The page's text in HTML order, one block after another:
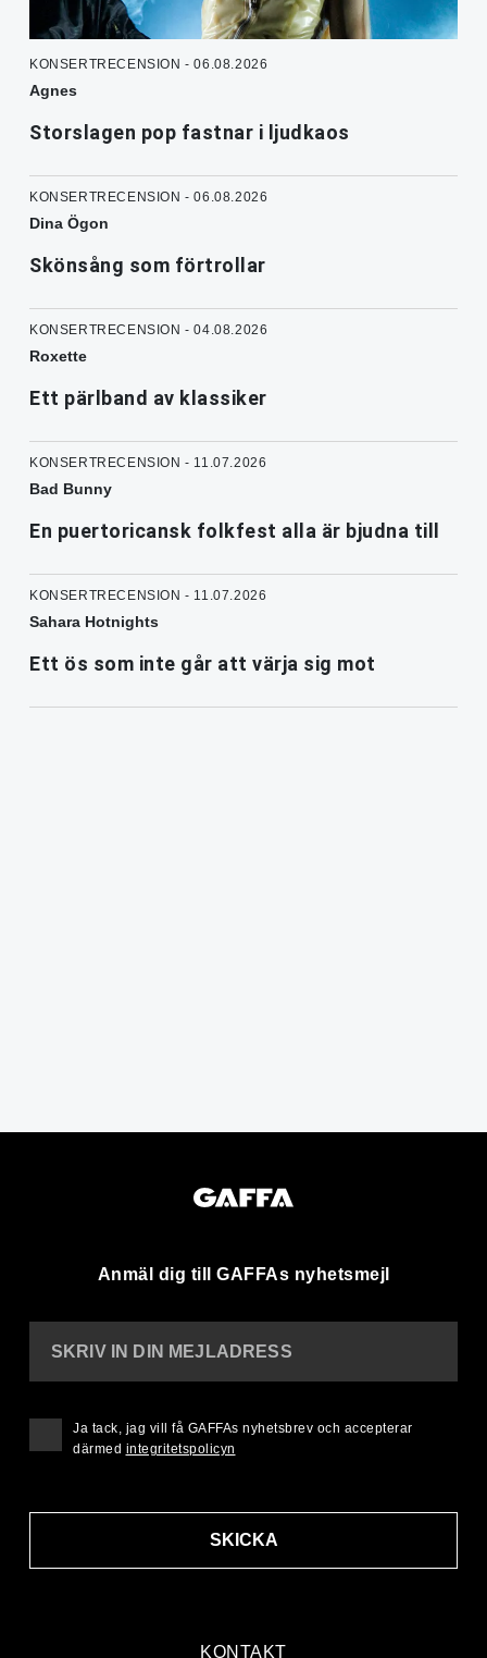
KONSERTRECENSION - 06.08.2026
Agnes
Storslagen pop fastnar i ljudkaos
KONSERTRECENSION - 06.08.2026
Dina Ögon
Skönsång som förtrollar
KONSERTRECENSION - 04.08.2026
Roxette
Ett pärlband av klassiker
KONSERTRECENSION - 11.07.2026
Bad Bunny
En puertoricansk folkfest alla är bjudna till
KONSERTRECENSION - 11.07.2026
Sahara Hotnights
Ett ös som inte går att värja sig mot
Anmäl dig till GAFFAs nyhetsmejl
KONTAKT
SKRIV IN DIN MEJLADRESS
SKICKA
Ja tack, jag vill få GAFFAs nyhetsbrev och accepterar
därmed integritetspolicyn